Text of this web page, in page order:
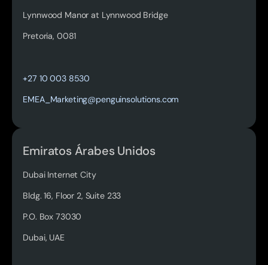
Lynnwood Manor at Lynnwood Bridge
Pretoria, 0081
+27 10 003 8530
EMEA_Marketing@penguinsolutions.com
Emiratos Árabes Unidos
Dubai Internet City
Bldg. 16, Floor 2, Suite 233
P.O. Box 73030
Dubai, UAE